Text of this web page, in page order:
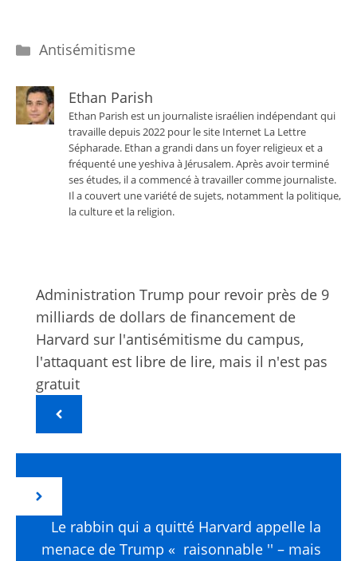
Catégories
Antisémitisme
Ethan Parish
Ethan Parish est un journaliste israélien indépendant qui
travaille depuis 2022 pour le site Internet La Lettre
Sépharade. Ethan a grandi dans un foyer religieux et a
fréquenté une yeshiva à Jérusalem. Après avoir terminé
ses études, il a commencé à travailler comme journaliste.
Il a couvert une variété de sujets, notamment la politique,
la culture et la religion.
Administration Trump pour revoir près de 9
milliards de dollars de financement de
Harvard sur l'antisémitisme du campus,
l'attaquant est libre de lire, mais il n'est pas
gratuit
Le rabbin qui a quitté Harvard appelle la
menace de Trump « raisonnable '' – mais